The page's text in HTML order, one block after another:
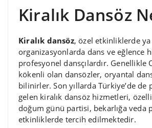
Kiralık Dansöz
Kiralık dansöz, özel etkinliklerde
organizasyonlarda dans ve eğlence
profesyonel dansçılardır. Genellikle
kökenli olan dansözler, oryantal
bilinirler. Son yıllarda Türkiye’de de
gelen kiralık dansöz hizmetleri,
doğum günü partisi, bekarlığa veda
etkinliklerde tercih edilmektedir.